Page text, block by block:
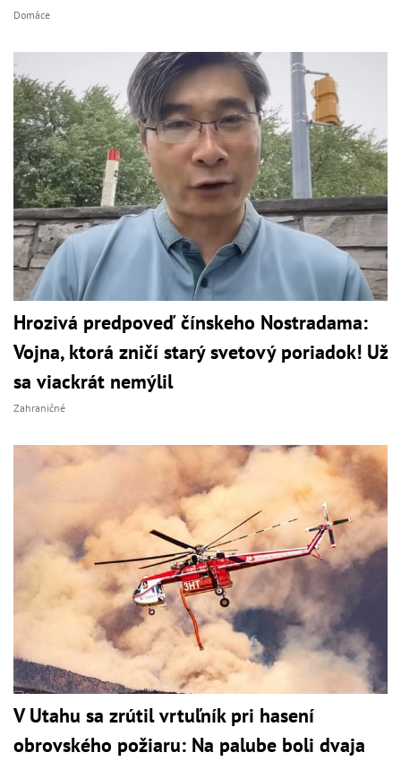
Domáce
Hrozivá predpoveď čínskeho Nostradama:
Vojna, ktorá zničí starý svetový poriadok! Už
sa viackrát nemýlil
Zahraničné
V Utahu sa zrútil vrtuľník pri hasení
obrovského požiaru: Na palube boli dvaja